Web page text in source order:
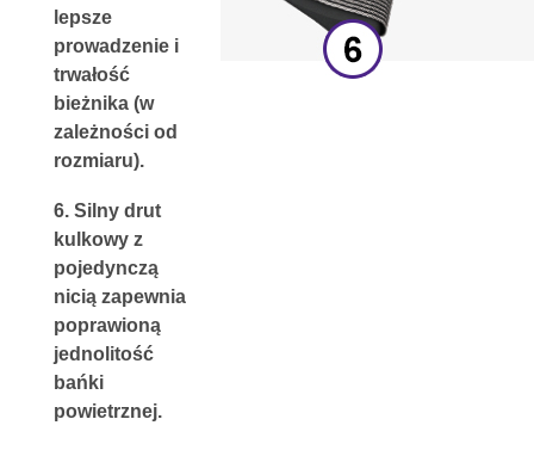
lepsze
prowadzenie i
trwałość
bieżnika (w
zależności od
rozmiaru).
6. Silny drut
kulkowy z
pojedynczą
nicią zapewnia
poprawioną
jednolitość
bańki
powietrznej.